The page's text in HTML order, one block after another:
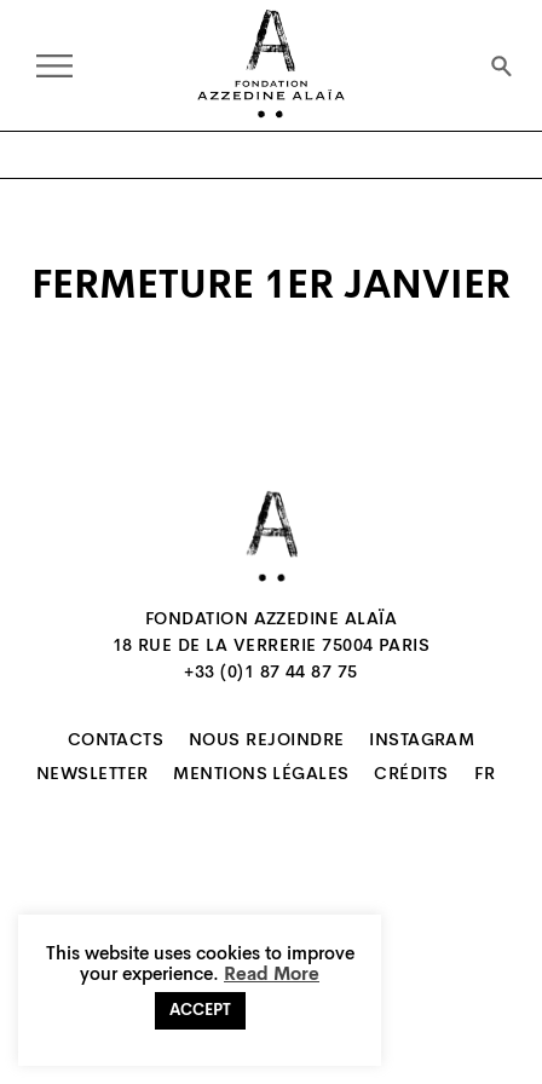
FERMETURE 1ER JANVIER
FONDATION AZZEDINE ALAÏA
18 RUE DE LA VERRERIE 75004 PARIS
+33 (0)1 87 44 87 75
CONTACTS NOUS REJOINDRE
INSTAGRAM
NEWSLETTER
MENTIONS LÉGALES CRÉDITS FR
This website uses cookies to improve
your experience. Read More
ACCEPT